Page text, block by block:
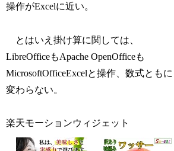
操作がExcelに近い。
とはいえ掛け算に関しては、
LibreOfficeもApache OpenOfficeも
MicrosoftOfficeExcelと操作、数式ともに
変わらない。
楽天モーションウィジェット